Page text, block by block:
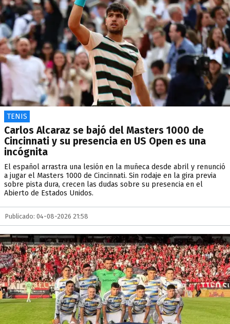
TENIS
Carlos Alcaraz se bajó del Masters 1000 de
Cincinnati y su presencia en US Open es una
incógnita
El español arrastra una lesión en la muñeca desde abril y renunció
a jugar el Masters 1000 de Cincinnati. Sin rodaje en la gira previa
sobre pista dura, crecen las dudas sobre su presencia en el
Abierto de Estados Unidos.
Publicado: 04-08-2026 21:58